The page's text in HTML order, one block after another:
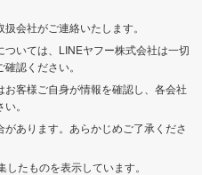
会社がご連絡いたします。
いては、LINEヤフー株式会社は一切
認ください。
客様ご自身が情報を確認し、各会社
。
あります。あらかじめご了承くださ
たものを表示しています。